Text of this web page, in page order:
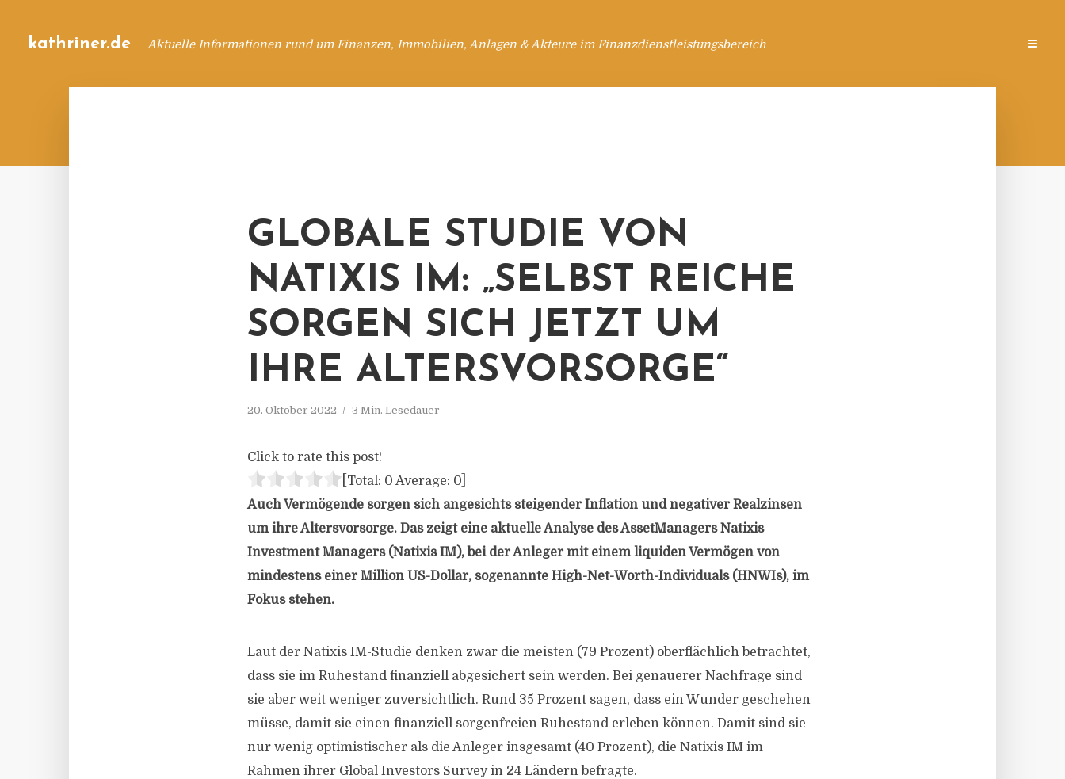
kathriner.de Aktuelle Informationen rund um Finanzen, Immobilien, Anlagen & Akteure im Finanzdienstleistungsbereich
GLOBALE STUDIE VON
NATIXIS IM: „SELBST REICHE
SORGEN SICH JETZT UM
IHRE ALTERSVORSORGE“
20. Oktober 2022 3 Min. Lesedauer
Click to rate this post!
[Total: 0 Average: 0
Auch Vermögende sorgen sich angesichts steigender Inflation und negativer Realzinsen
um ihre Altersvorsorge. Das zeigt eine aktuelle Analyse des AssetManagers Natixis
Investment Managers (Natixis IM), bei der Anleger mit einem liquiden Vermögen von
mindestens einer Million US-Dollar, sogenannte High-Net-Worth-Individuals (HNWIs), im
Fokus stehen.
Laut der Natixis IM-Studie denken zwar die meisten (79 Prozent) oberflächlich betrachtet,
dass sie im Ruhestand finanziell abgesichert sein werden. Bei genauerer Nachfrage sind
sie aber weit weniger zuversichtlich. Rund 35 Prozent sagen, dass ein Wunder geschehen
müsse, damit sie einen finanziell sorgenfreien Ruhestand erleben können. Damit sind sie
nur wenig optimistischer als die Anleger insgesamt (40 Prozent), die Natixis IM im
Rahmen ihrer Global Investors Survey in 24 Ländern befragte.